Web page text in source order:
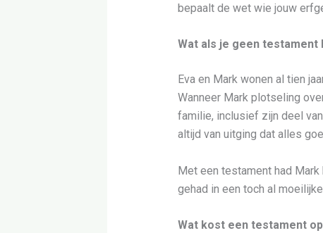
bepaalt de wet wie jouw
Wat als je geen testament
Eva en Mark wonen al tien
Wanneer Mark plotseling
familie, inclusief zijn deel
altijd van uitging dat alles
Met een testament had
gehad in een toch al
Wat kost een testament